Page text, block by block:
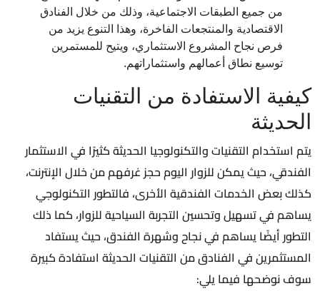
من جميع الطبقات الاجتماعية، وذلك من خلال الفنادق
الاقتصادية والمنتجعات الفاخرة، وهذا التنوع يزيد من
فرص نجاح المشروع الاستثماري، ويتيح للمستمرين
توسيع نطاق أعمالهم واستثماراتهم.
كيفية الاستفادة من التقنيات
الحديثة
يتم استخدام التقنيات والتكنولوجيا الحديثة كثيرًا في الاستثمار
الفندقي، حيث يمكن للزوار اليوم حجز غرفهم من خلال الإنترنت،
كذلك بعض الخدمات الفندقية الأخرى، فالتطور التكنولوجي
يساهم في تسهيل وتحسين التجربة السياحية للزوار، كما ذلك
التطور أيضًا يساهم في نجاح وشهرة الفندق، حيث يستفاد
المستثمرين في الفنادق من التقنيات الحديثة استفادة كبيرة
سوف نوضحها فيما يلي: